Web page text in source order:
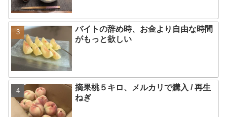
バイトの辞め時、お金より自由な時間
がもっと欲しい
摘果桃５キロ、メルカリで購入 / 再生
ねぎ